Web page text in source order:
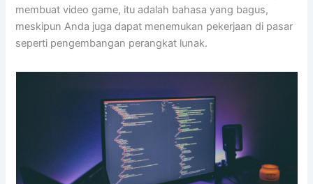
membuat video game, itu adalah bahasa yang bagus,
meskipun Anda juga dapat menemukan pekerjaan di pasar
seperti pengembangan perangkat lunak.